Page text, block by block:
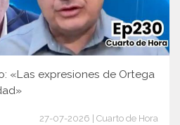
«Las expresiones de Ortega
27-07-2026 | Cuarto de Hora